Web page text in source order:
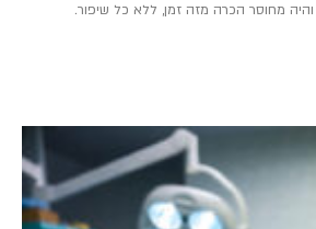
מחוסר הכרה מזה זמן, ללא כל שיפור.